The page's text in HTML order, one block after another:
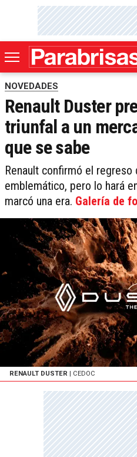
NOVEDADES
Renault Duster
triunfal a un
que se sabe
Renault confirmó el regreso
emblemático, pero lo hará
marcó una era. Galería de
RENAULT DUSTER | CEDOC